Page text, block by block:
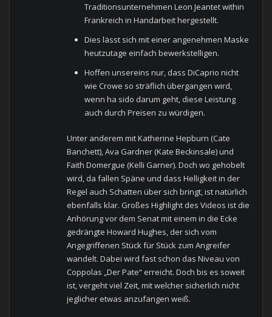
Traditionsunternehmen Leon Jeantet within
Frankreich in Handarbeit hergestellt.
Dies lässt sich mit einer angenehmen Maske
heutzutage einfach bewerkstelligen.
Hoffen unsereins nur, dass DiCaprio nicht
wie Crowe so sträflich übergangen wird,
wenn ha sido darum geht, diese Leistung
auch durch Preisen zu würdigen.
Unter anderem mit Katherine Hepburn (Cate
Banchett), Ava Gardner (Kate Beckinsale) und
Faith Domergue (Kelli Garner). Doch wo gehobelt
wird, da fallen Späne und dass Helligkeit in der
Regel auch Schatten über sich bringt, ist natürlich
ebenfalls klar. Großes Highlight des Videos ist die
Anhörung vor dem Senat mit einem in die Ecke
gedrängte Howard Hughes, der sich vom
Angegriffenen Stück für Stück zum Angreifer
wandelt. Dabei wird fast schon das Niveau von
Coppolas „Der Pate“ erreicht. Doch bis es soweit
ist, vergeht viel Zeit, mit welcher sicherlich nicht
jeglicher etwas anzufangen weiß.